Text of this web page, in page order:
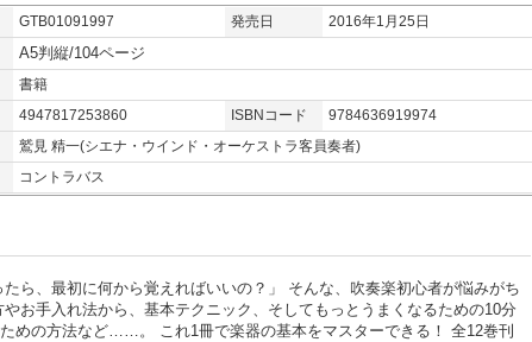
GTB01091997 発売日
2016年1月25日
A5判縦/104ページ
書籍
4947817253860 ISBNコード
9784636919974
鷲見 精一(シエナ・ウインド・オーケストラ客員奏者)
コントラバス
ら、最初に何から覚えればいいの？」 そんな、吹奏楽初心者が悩みがち
お手入れ法から、基本テクニック、そしてもっとうまくなるための10分
めの方法など……。 これ1冊で楽器の基本をマスターできる！ 全12巻刊